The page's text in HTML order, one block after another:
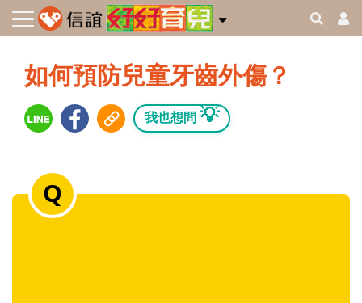
如何預防兒童牙齒外傷？
我也想問 💡